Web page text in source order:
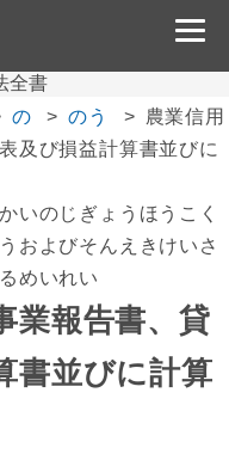
全書
の のう
農業信用
及び損益計算書並びに
いのじぎょうほうこく
およびそんえきけいさ
めいれい
業報告書、貸
書並びに計算